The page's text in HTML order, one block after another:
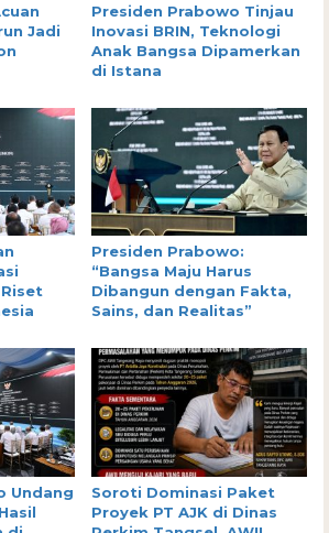
Jadi
Presiden Prabowo Tinjau
Inovasi BRIN, Teknologi
Anak Bangsa Dipamerkan
di Istana
Presiden Prabowo:
“Bangsa Maju Harus
Dibangun dengan Fakta,
Sains, dan Realitas”
Undang
Soroti Dominasi Paket
Proyek PT AJK di Dinas